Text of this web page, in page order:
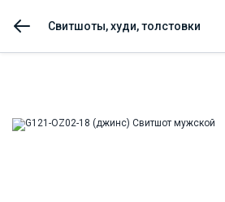
Свитшоты, худи, толстовки